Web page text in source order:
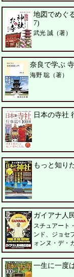
地図でめぐ
7)
武光 誠（著）
奈良で学ぶ
海野 聡（著）
日本の寺社
もっと知り
ガイアナ人
スチュアート
ンド、ジョセ
ォンヌ・デ・
一生に一度